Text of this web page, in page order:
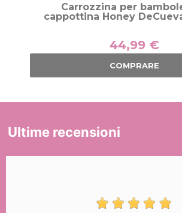
Carrozzina per
cappottina Honey
44,99 €
COMPRARE
Ultime recensioni